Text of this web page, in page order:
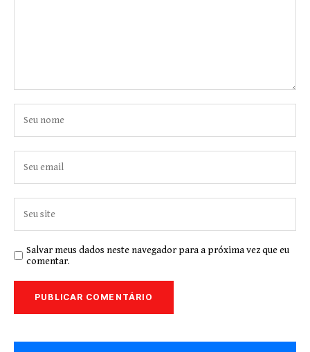
Salvar meus dados neste navegador para a próxima vez que eu
comentar.